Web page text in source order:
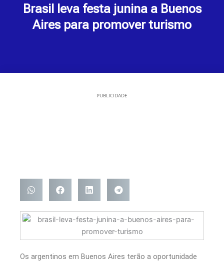
Brasil leva festa junina a Buenos
Aires para promover turismo
PUBLICIDADE
Os argentinos em Buenos Aires terão a oportunidade